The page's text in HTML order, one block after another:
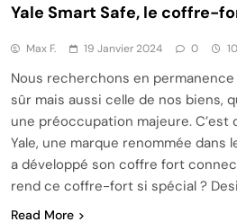
Yale Smart Safe, le coffre-
Max F. 19 Janvier 2024 0
Nous recherchons en
sûr mais aussi celle de nos biens,
une préoccupation majeure.
Yale, une marque renommée dans
a développé son coffre fort
rend ce coffre-fort si spécial ?
Read More